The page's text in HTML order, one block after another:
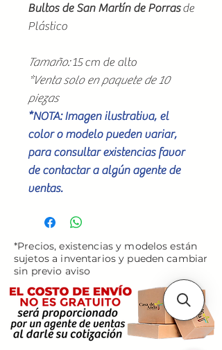
​​​​​​​Bultos de San Martín de Porrasde
Plástico
Tamaño:15 cm de alto
*Venta solo en paquete de 10
piezas
*NOTA: Imagen ilustrativa, el
color o modelo pueden variar,
para consultar existencias favor
de contactar a algún agente de
ventas.
*Precios, existencias y modelos están
sujetos a inventarios y pueden cambiar
sin previo aviso